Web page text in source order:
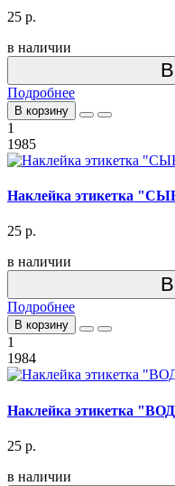
25 р.
в наличии
Подробнее
В корзину
1
1985
Наклейка этикетка
25 р.
в наличии
Подробнее
В корзину
1
1984
Наклейка этикетка
25 р.
в наличии